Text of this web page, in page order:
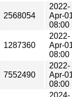
2568054
2022-
Apr-
08:00
1287360
2022-
Apr-
08:00
7552490
2022-
Apr-
08:00
2024-